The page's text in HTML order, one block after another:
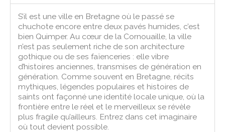
S’il est une ville en Bretagne où le passé se
chuchote encore entre deux pavés humides, c’est
bien Quimper. Au cœur de la Cornouaille, la ville
n’est pas seulement riche de son architecture
gothique ou de ses faïenceries : elle vibre
d’histoires anciennes, transmises de génération en
génération. Comme souvent en Bretagne, récits
mythiques, légendes populaires et histoires de
saints ont façonné une identité locale unique, où la
frontière entre le réel et le merveilleux se révèle
plus fragile qu’ailleurs. Entrez dans cet imaginaire
où tout devient possible.